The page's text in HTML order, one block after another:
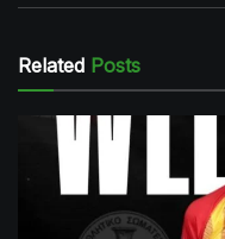
Related Posts